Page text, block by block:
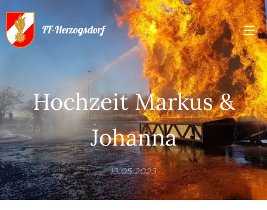
FF-Herzogsdorf
Hochzeit Markus &
Johanna
13.05.2023